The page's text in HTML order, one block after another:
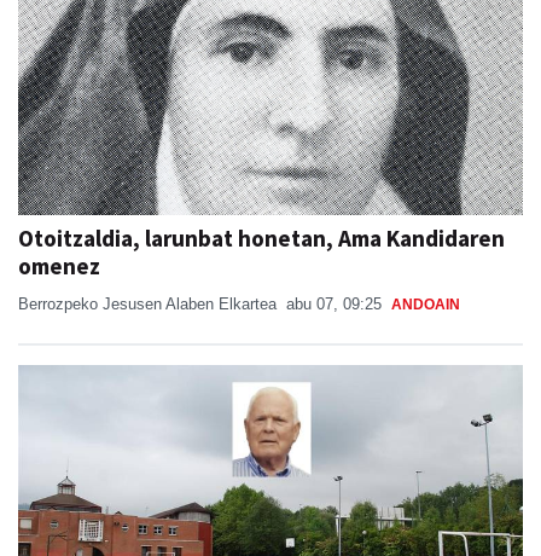
Otoitzaldia, larunbat honetan, Ama Kandidaren
omenez
Berrozpeko Jesusen Alaben Elkartea abu 07, 09:25 ANDOAIN